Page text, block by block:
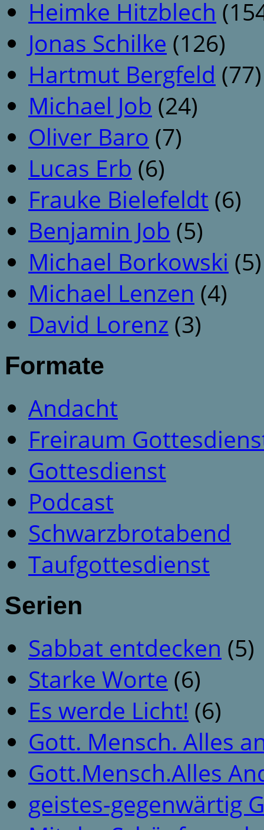
Heimke Hitzblech
Jonas Schilke (126)
Hartmut Bergfeld (77)
Michael Job (24)
Oliver Baro (7)
Lucas Erb (6)
Frauke Bielefeldt (6)
Benjamin Job (5)
Michael Borkowski (5)
Michael Lenzen (4)
David Lorenz (3)
Formate
Andacht
Freiraum
Gottesdienst
Podcast
Schwarzbrotabend
Taufgottesdienst
Serien
Sabbat entdecken (5)
Starke Worte (6)
Es werde Licht! (6)
Gott. Mensch. Alles
Gott.Mensch.Alles
geistes-gegenwärtig